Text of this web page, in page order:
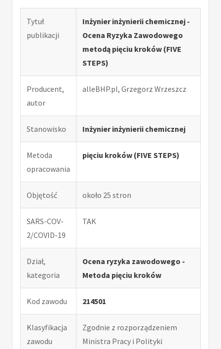
Tytuł
publikacji
Inżynier inżynierii chemicznej -
Ocena Ryzyka Zawodowego
metodą pięciu kroków (FIVE
STEPS)
Producent,
autor
alleBHP.pl, Grzegorz Wrzeszcz
Stanowisko Inżynier inżynierii chemicznej
Metoda
opracowania
pięciu kroków (FIVE STEPS)
Objętość około 25 stron
SARS-COV-
2/COVID-19
TAK
Dział,
kategoria
Ocena ryzyka zawodowego -
Metoda pięciu kroków
Kod zawodu 214501
Klasyfikacja
zawodu
Zgodnie z rozporządzeniem
Ministra Pracy i Polityki